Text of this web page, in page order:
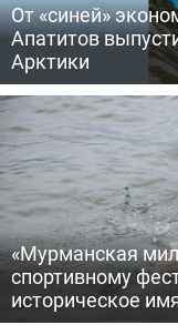
От «синей»
Апатитов
Арктики
«Мурманская
спортивному
историческое